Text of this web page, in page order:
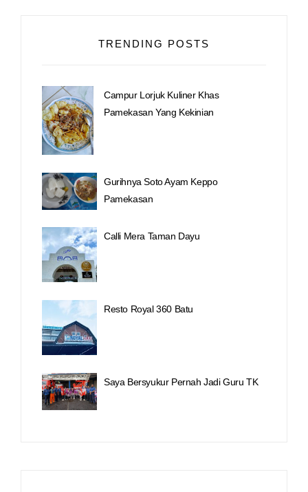
TRENDING POSTS
Campur Lorjuk Kuliner Khas
Pamekasan Yang Kekinian
Gurihnya Soto Ayam Keppo
Pamekasan
Calli Mera Taman Dayu
Resto Royal 360 Batu
Saya Bersyukur Pernah Jadi Guru TK